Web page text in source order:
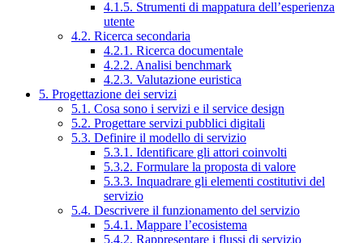
4.1.5. Strumenti di mappatura dell’esperienza
utente
4.2. Ricerca secondaria
4.2.1. Ricerca documentale
4.2.2. Analisi benchmark
4.2.3. Valutazione euristica
5. Progettazione dei servizi
5.1. Cosa sono i servizi e il service design
5.2. Progettare servizi pubblici digitali
5.3. Definire il modello di servizio
5.3.1. Identificare gli attori coinvolti
5.3.2. Formulare la proposta di valore
5.3.3. Inquadrare gli elementi costitutivi del
servizio
5.4. Descrivere il funzionamento del servizio
5.4.1. Mappare l’ecosistema
5.4.2. Rappresentare i flussi di servizio